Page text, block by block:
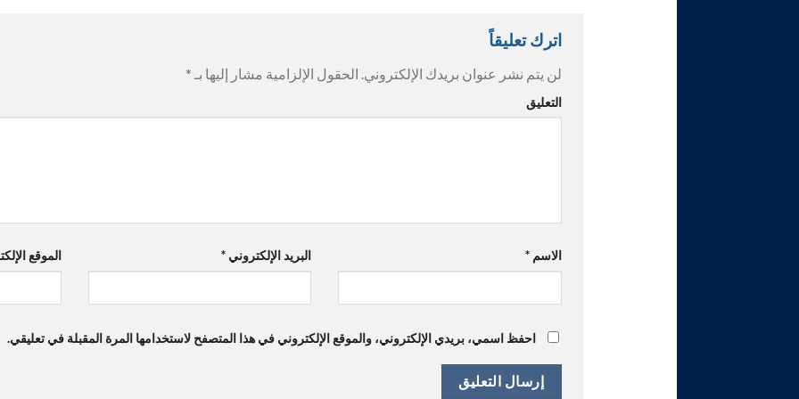
اترك تعليقاً
لن يتم نشر عنوان بريدك الإلكتروني. الحقول الإلزامية مشار إليها بـ *
التعليق
الاسم* البريد الإلكتروني * الموقع
احفظ اسمي، بريدي الإلكتروني، والموقع الإلكتروني في هذا المتصفح لاستخدامها المرة المقبلة في تعليقي.